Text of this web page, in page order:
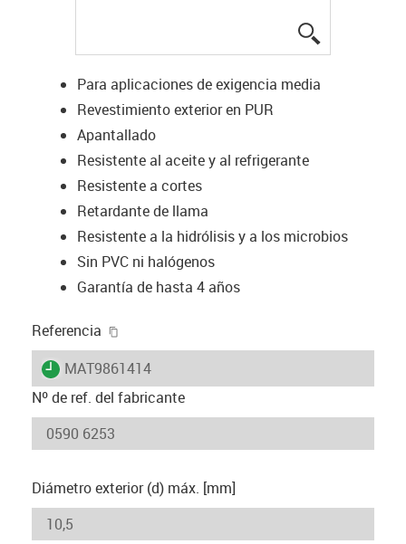
Para aplicaciones de exigencia media
Revestimiento exterior en PUR
Apantallado
Resistente al aceite y al refrigerante
Resistente a cortes
Retardante de llama
Resistente a la hidrólisis y a los microbios
Sin PVC ni halógenos
Garantía de hasta 4 años
Referencia
igus-icon-lieferzeit
MAT9861414
Nº de ref. del fabricante
Diámetro exterior (d) máx. [mm]